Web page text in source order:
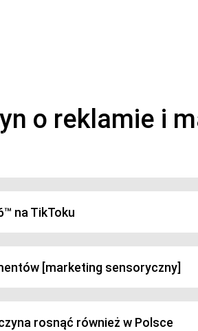
reklamie i kreatywności
na TikToku
[marketing sensoryczny]
rosnąć również w Polsce